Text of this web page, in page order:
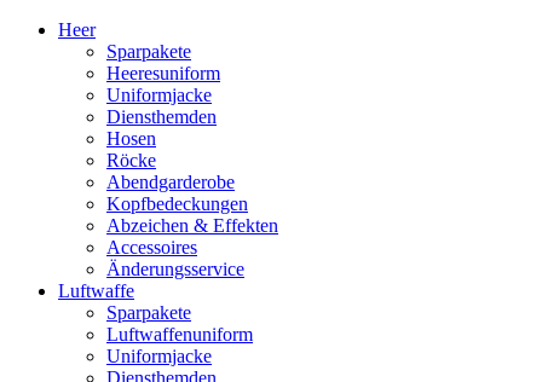
Heer
Sparpakete
Heeresuniform
Uniformjacke
Diensthemden
Hosen
Röcke
Abendgarderobe
Kopfbedeckungen
Abzeichen & Effekten
Accessoires
Änderungsservice
Luftwaffe
Sparpakete
Luftwaffenuniform
Uniformjacke
Diensthemden